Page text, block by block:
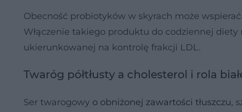
Obecność probiotyków w skyrach może
Włączenie takiego produktu do codziennej
ukierunkowanej na kontrolę frakcji LDL.
Twaróg półtłusty a cholesterol i rola
Ser twarogowy o obniżonej zawartości tłuszczu,